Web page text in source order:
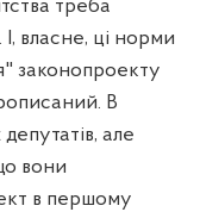
треба
власне, ці норми
законопроекту
В
але
вони
в першому